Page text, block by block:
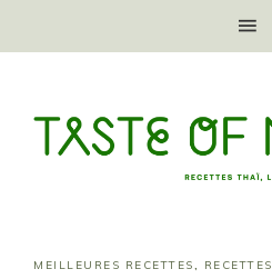
MEILLEURES RECETTES, RECETTES